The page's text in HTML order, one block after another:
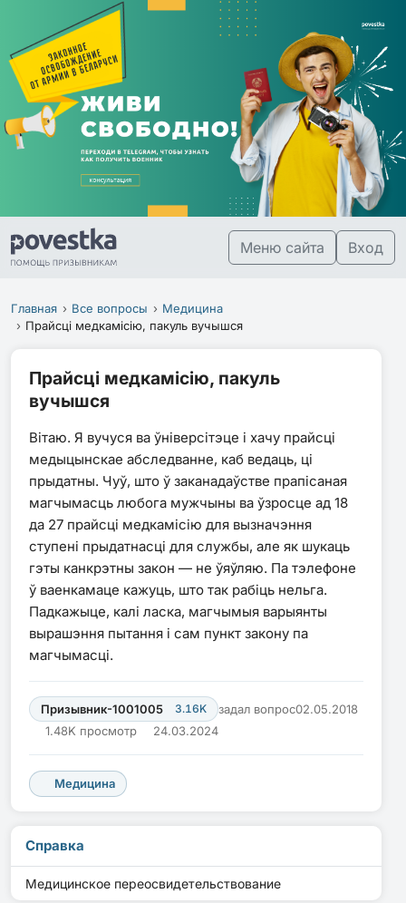
Меню сайта Вход
Главная Все вопросы
Медицина
Прайсці медкамісію, пакуль вучышся
Прайсці медкамісію, пакуль
вучышся
Вітаю. Я вучуся ва ўніверсітэце і хачу прайсці
медыцынскае абследванне, каб ведаць, ці
прыдатны. Чуў, што ў заканадаўстве прапісаная
магчымасць любога мужчыны ва ўзросце ад 18
да 27 прайсці медкамісію для вызначэння
ступені прыдатнасці для службы, але як шукаць
гэты канкрэтны закон — не ўяўляю. Па тэлефоне
ў ваенкамаце кажуць, што так рабіць нельга.
Падкажыце, калі ласка, магчымыя варыянты
вырашэння пытання і сам пункт закону па
магчымасці.
Призывник-1001005 3.16K задал вопрос02.05.2018
1.48K просмотр
24.03.2024
Медицина
Справка
Медицинское переосвидетельствование